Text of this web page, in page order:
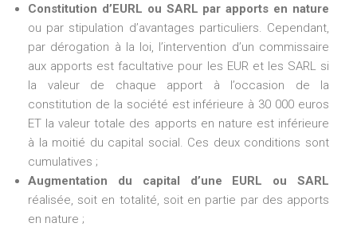
Constitution d’EURL ou SARL par apports en nature
ou par stipulation d’avantages particuliers. Cependant,
par dérogation à la loi, l’intervention d’un commissaire
aux apports est facultative pour les EUR et les SARL si
la valeur de chaque apport à l’occasion de la
constitution de la société est inférieure à 30 000 euros
ET la valeur totale des apports en nature est inférieure
à la moitié du capital social. Ces deux conditions sont
cumulatives ;
Augmentation du capital d’une EURL ou SARL
réalisée, soit en totalité, soit en partie par des apports
en nature ;